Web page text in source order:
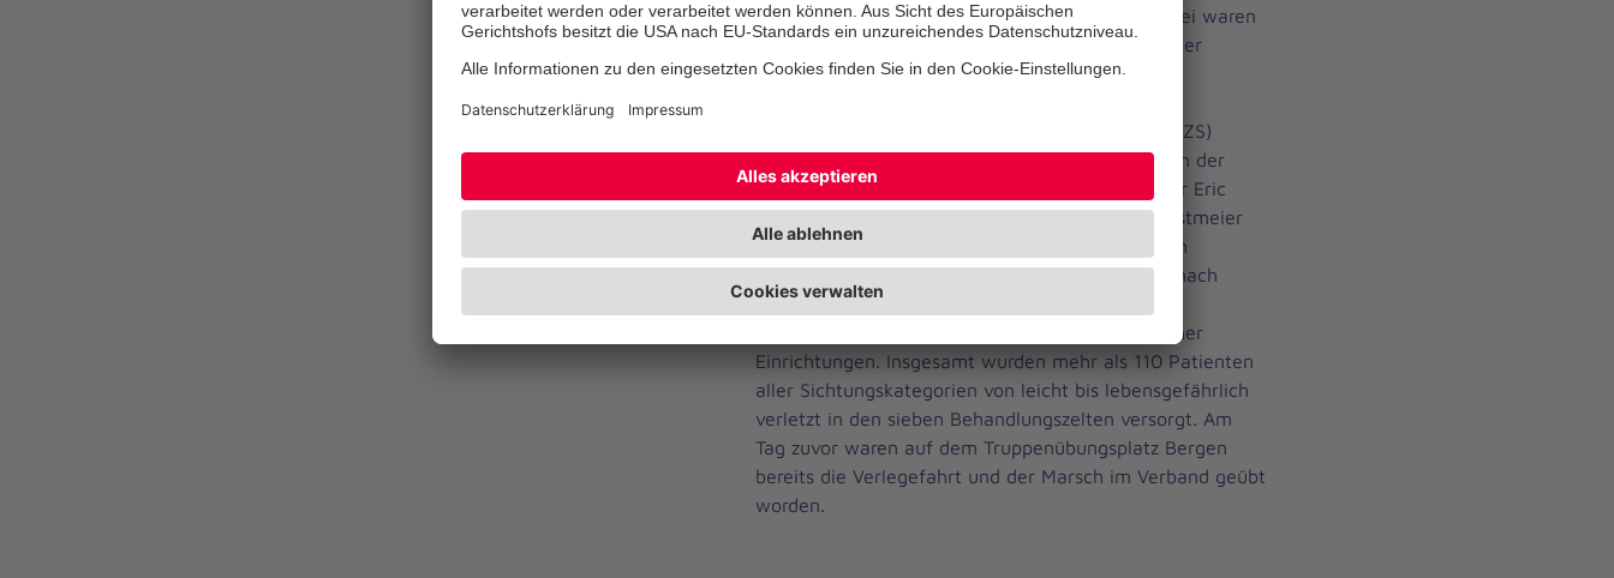
komplexen Schadenslage in Celle geübt. Mit dabei waren
Einsatzkräfte des Ortsverbands Wilhelmshaven der
Johanniter-Unfall-Hilfe, die für die MTF 6 einen
geländegängigen Krankentransportwagen (KTW ZS)
stellen. Gemeinsam mit Kolleginnen und Kollegen der
anderen Mitglieder der MTF übten Gruppenführer Eric
Kohlschreiber, Arzt Dr. Daniel Jürgensen, Udo Jostmeier
und Andreas Ewinkel den Aufbau und Betrieb von
Behandlungsplätzen für eine Vielzahl Verletzter nach
einem schweren Unwetter mit beschädigter und
zerstörter Infrastruktur einschließlich medizinischer
Einrichtungen. Insgesamt wurden mehr als 110 Patienten
aller Sichtungskategorien von leicht bis lebensgefährlich
verletzt in den sieben Behandlungszelten versorgt. Am
Tag zuvor waren auf dem Truppenübungsplatz Bergen
bereits die Verlegefahrt und der Marsch im Verband geübt
worden.